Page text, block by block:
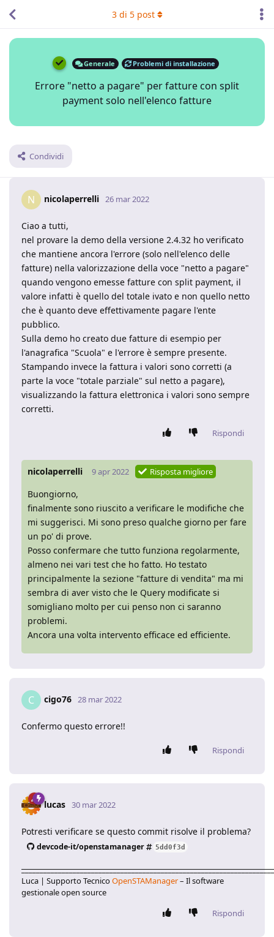
Generale Problemi di installazione
Errore "netto a pagare" per fatture con split
payment solo nell'elenco fatture
Condividi
3di 5post
N nicolaperrelli 26 mar 2022
Ciao a tutti,
nel provare la demo della versione 2.4.32 ho verificato
che mantiene ancora l'errore (solo nell'elenco delle
fatture) nella valorizzazione della voce "netto a pagare"
quando vengono emesse fatture con split payment, il
valore infatti è quello del totale ivato e non quello netto
che è quanto deve effettivamente pagare l'ente
pubblico.
Sulla demo ho creato due fatture di esempio per
l'anagrafica "Scuola" e l'errore è sempre presente.
Stampando invece la fattura i valori sono corretti (a
parte la voce "totale parziale" sul netto a pagare),
visualizzando la fattura elettronica i valori sono sempre
corretti.
Rispondi
nicolaperrelli 9 apr 2022 Risposta migliore
Buongiorno,
finalmente sono riuscito a verificare le modifiche che
mi suggerisci. Mi sono preso qualche giorno per fare
un po' di prove.
Posso confermare che tutto funziona regolarmente,
almeno nei vari test che ho fatto. Ho testato
principalmente la sezione "fatture di vendita" ma mi
sembra di aver visto che le Query modificate si
somigliano molto per cui penso non ci saranno
problemi.
Ancora una volta intervento efficace ed efficiente.
C cigo76 28 mar 2022
Confermo questo errore!!
Rispondi
lucas 30 mar 2022
Potresti verificare se questo commit risolve il problema?
devcode-it/openstamanager 5dd0f3d
Luca | Supporto TecnicoOpenSTAManager– Il software
gestionale open source
Rispondi